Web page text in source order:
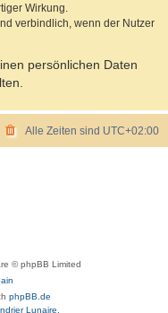
Wirkung.
verbindlich, wenn der Nutzer
persönlichen Daten
Alle Zeiten sind UTC+02:00
© phpBB Limited
phpBB.de
Lunaire.